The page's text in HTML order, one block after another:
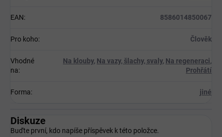
EAN: 8586014850067
Pro koho: Člověk
Vhodné
na:
Na klouby, Na vazy, šlachy, svaly, Na regeneraci,
Prohřátí
Forma: jiné
Diskuze
Buďte první, kdo napíše příspěvek k této položce.